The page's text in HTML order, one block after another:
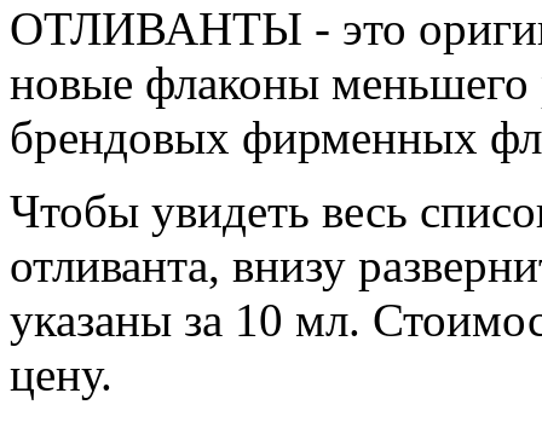
ОТЛИВАНТЫ - это
новые флаконы меньшего
брендовых фирменных
Чтобы увидеть весь
отливанта, внизу
указаны за 10 мл.
цену.